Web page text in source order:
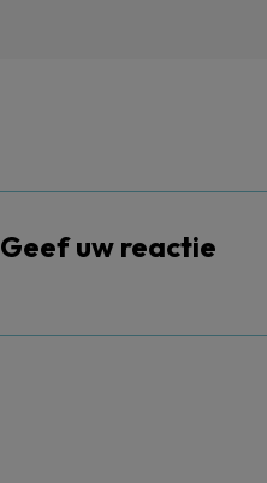
Geef uw reactie